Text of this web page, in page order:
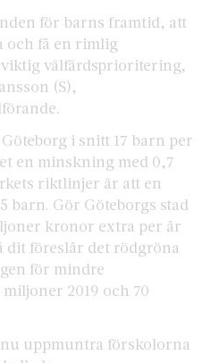
för barns framtid, att
och få en rimlig
välfärdsprioritering,
(S),
i snitt 17 barn per
en minskning med 0,7
riktlinjer är att en
barn. Gör Göteborgs stad
kronor extra per år
dit föreslår det rödgröna
för mindre
2019 och 70
uppmuntra förskolorna